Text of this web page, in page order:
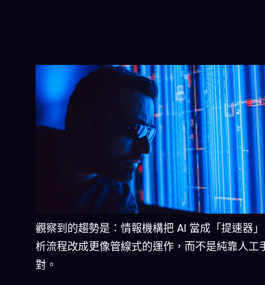
觀察到的趨勢是：情報機構把 AI 當成「提速器
析流程改成更像管線式的運作，而不是純靠人工
對。